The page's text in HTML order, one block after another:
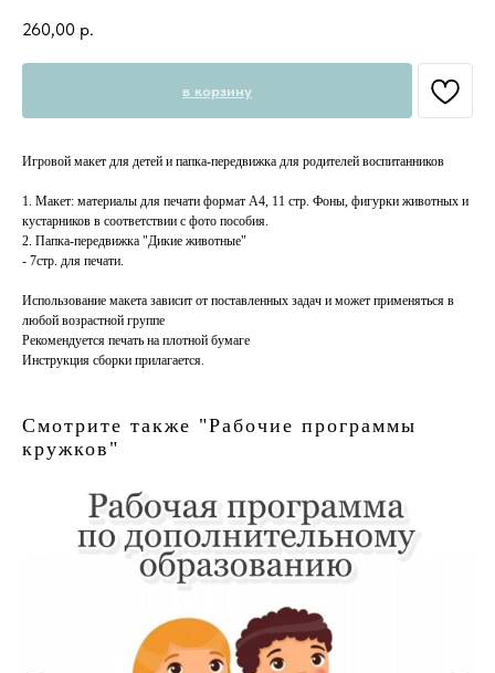
260,00 р.
в корзину
Игровой макет для детей и папка-передвижка для родителей воспитанников
1. Макет: материалы для печати формат А4, 11 стр. Фоны, фигурки животных и
кустарников в соответствии с фото пособия.
2. Папка-передвижка "Дикие животные"
- 7стр. для печати.
Использование макета зависит от поставленных задач и может применяться в
любой возрастной группе
Рекомендуется печать на плотной бумаге
Инструкция сборки прилагается.
Смотрите также "Рабочие программы
кружков"